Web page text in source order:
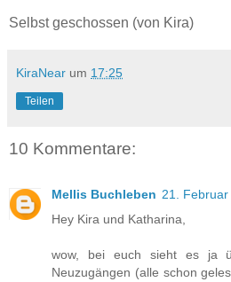
Selbst geschossen (von Kira)
KiraNear um 17:25
Teilen
10 Kommentare:
Mellis Buchleben 21.
Hey Kira und Katharina,
wow, bei euch sieht es ja
Neuzugängen (alle schon